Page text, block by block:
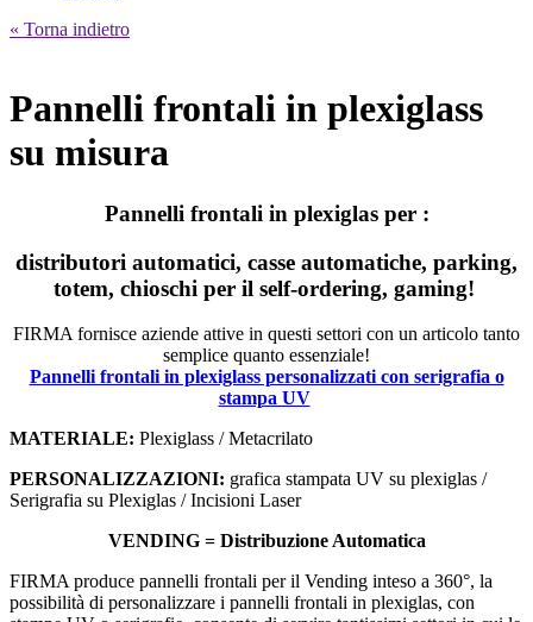
« Torna indietro
Pannelli frontali in plexiglass
su misura
Pannelli frontali in plexiglas per :
distributori automatici, casse automatiche, parking,
totem, chioschi per il self-ordering, gaming!
FIRMA fornisce aziende attive in questi settori con un articolo tanto
semplice quanto essenziale!
Pannelli frontali in plexiglass personalizzati con serigrafia o
stampa UV
MATERIALE: Plexiglass / Metacrilato
PERSONALIZZAZIONI: grafica stampata UV su plexiglas /
Serigrafia su Plexiglas / Incisioni Laser
VENDING = Distribuzione Automatica
FIRMA produce pannelli frontali per il Vending inteso a 360°, la
possibilità di personalizzare i pannelli frontali in plexiglas, con